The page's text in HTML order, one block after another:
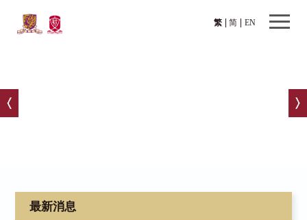
繁 EN
简
最新消息